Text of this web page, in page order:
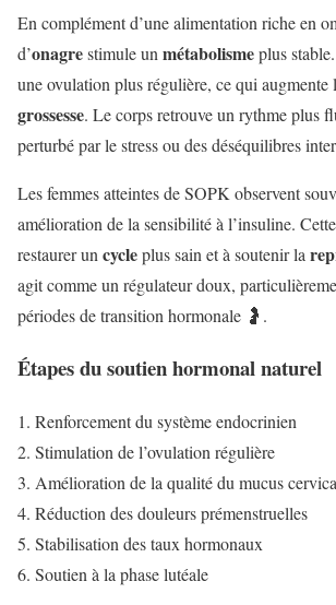
En complément d’une alimentation riche en
d’onagrestimule un métabolismeplus
une ovulation plus régulière, ce qui augmente
grossesse. Le corps retrouve un rythme plus
perturbé par le stress ou des déséquilibres
Les femmes atteintes de SOPK observent
amélioration de la sensibilité à l’insuline.
restaurer un cycleplus sain et à soutenir la
agit comme un régulateur doux,
périodes de transition hormonale 🤰.
Étapes du soutien hormonal naturel
Renforcement du système endocrinien
Stimulation de l’ovulation régulière
Amélioration de la qualité du mucus
Réduction des douleurs prémenstruelles
Stabilisation des taux hormonaux
Soutien à la phase lutéale